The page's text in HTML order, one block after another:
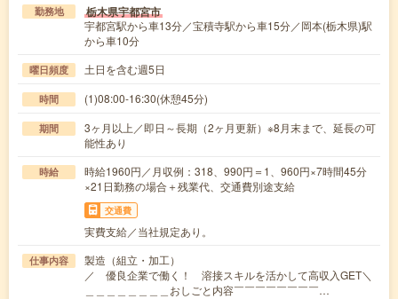
勤務地 栃木県宇都宮市
宇都宮駅から車13分／宝積寺駅から車15分／岡本(栃木県)駅
から車10分
曜日頻度 土日を含む週5日
時間 (1)08:00-16:30(休憩45分)
期間
3ヶ月以上／即日～長期（2ヶ月更新）※8月末まで、延長の可
能性あり
時給
時給1960円／月収例：318、990円＝1、960円×7時間45分
×21日勤務の場合＋残業代、交通費別途支給
交通費
実費支給／当社規定あり。
仕事内容
製造（組立・加工）
／ 優良企業で働く！ 溶接スキルを活かして高収入GET＼
＿＿＿＿＿＿＿＿おしごと内容￣￣￣￣￣￣￣￣…